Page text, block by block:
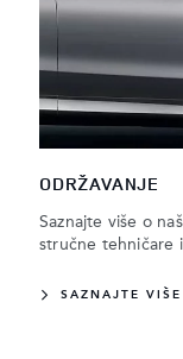
ODRŽAVANJE
Saznajte više o
stručne tehničare
SAZNAJTE VIŠE